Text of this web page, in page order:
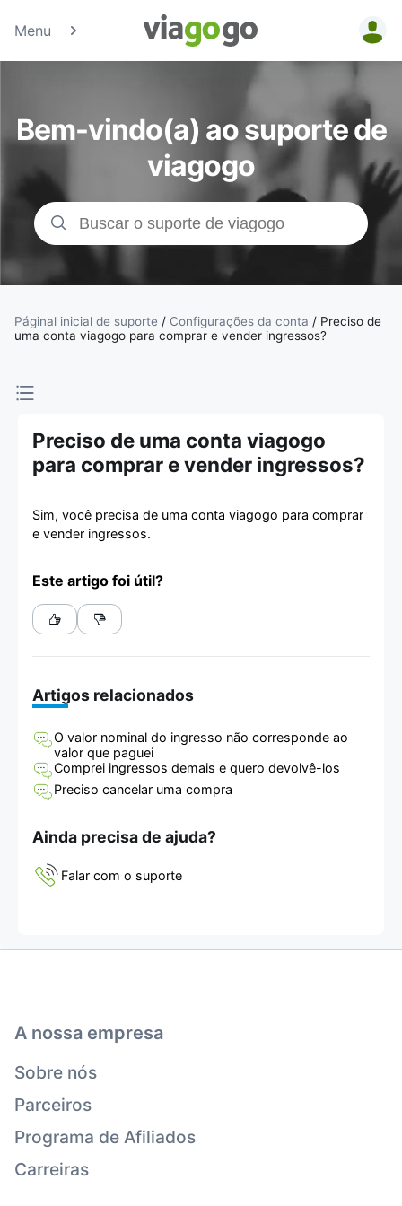
Menu
Bilhetes -
Concertos,
Desporto e
Teatro |
Bolsa de
Bilhetes da
viagogo
Bem-vindo(a) ao suporte de
viagogo
Páginal inicial de suporte / Configurações da conta / Preciso de
uma conta viagogo para comprar e vender ingressos?
Preciso de uma conta viagogo
para comprar e vender ingressos?
Sim, você precisa de uma conta viagogo para comprar
e vender ingressos.
Este artigo foi útil?
Artigos relacionados
O valor nominal do ingresso não corresponde ao
valor que paguei
Comprei ingressos demais e quero devolvê-los
Preciso cancelar uma compra
Ainda precisa de ajuda?
Falar com o suporte
A nossa empresa
Sobre nós
Parceiros
Programa de Afiliados
Carreiras